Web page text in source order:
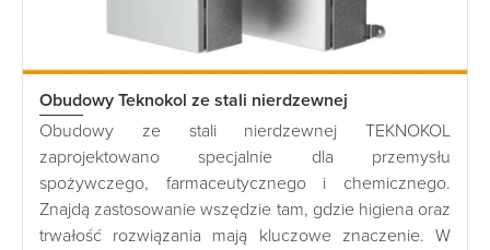
Obudowy Teknokol ze stali nierdzewnej
Obudowy ze stali nierdzewnej TEKNOKOL
zaprojektowano specjalnie dla przemysłu
spożywczego, farmaceutycznego i chemicznego.
Znajdą zastosowanie wszędzie tam, gdzie higiena oraz
trwałość rozwiązania mają kluczowe znaczenie. W